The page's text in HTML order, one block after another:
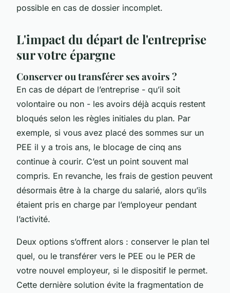
possible en cas de dossier incomplet.
L'impact du départ de l'entreprise
sur votre épargne
Conserver ou transférer ses avoirs ?
En cas de départ de l’entreprise - qu’il soit
volontaire ou non - les avoirs déjà acquis restent
bloqués selon les règles initiales du plan. Par
exemple, si vous avez placé des sommes sur un
PEE il y a trois ans, le blocage de cinq ans
continue à courir. C’est un point souvent mal
compris. En revanche, les frais de gestion peuvent
désormais être à la charge du salarié, alors qu’ils
étaient pris en charge par l’employeur pendant
l’activité.
Deux options s’offrent alors : conserver le plan tel
quel, ou le transférer vers le PEE ou le PER de
votre nouvel employeur, si le dispositif le permet.
Cette dernière solution évite la fragmentation de